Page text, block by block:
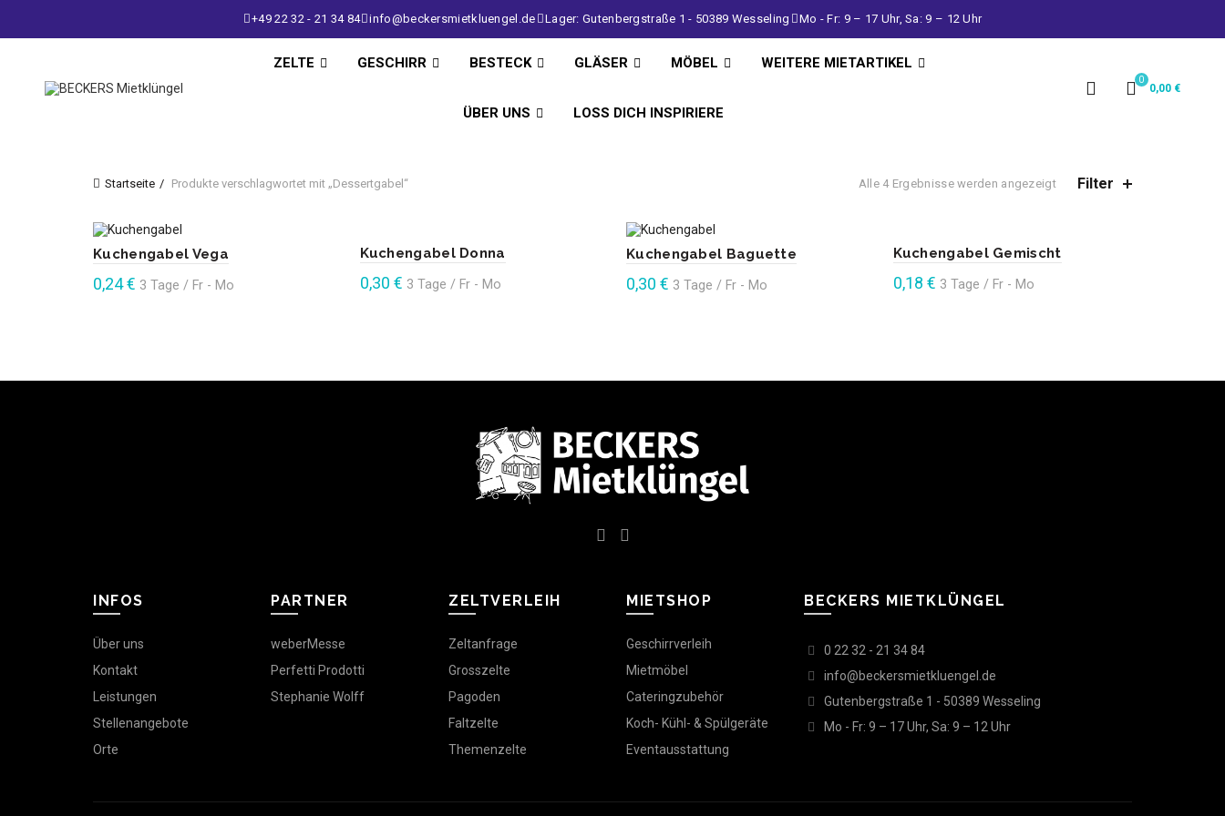
+49 22 32 - 21 34 84 info@beckersmietkluengel.de Lager: Gutenbergstraße 1 - 50389 Wesseling Mo - Fr: 9 – 17 Uhr, Sa: 9 – 12 Uhr
ZELTE GESCHIRR BESTECK GLÄSER MÖBEL WEITERE MIETARTIKEL
ÜBER UNS LOSS DICH INSPIRIERE
0
0,00 €
Startseite Produkte verschlagwortet mit „Dessertgabel“ Alle 4 Ergebnisse werden angezeigt Filter
Kuchengabel Vega
0,24€ 3 Tage / Fr - Mo
Kuchengabel Donna
0,30 € 3 Tage / Fr - Mo
Kuchengabel Baguette
0,30 € 3 Tage / Fr - Mo
Kuchengabel Gemischt
0,18 € 3 Tage / Fr - Mo
INFOS
Über uns
Kontakt
Leistungen
Stellenangebote
Orte
PARTNER
weberMesse
Perfetti Prodotti
Stephanie Wolff
ZELTVERLEIH
Zeltanfrage
Grosszelte
Pagoden
Faltzelte
Themenzelte
MIETSHOP
Geschirrverleih
Mietmöbel
Cateringzubehör
Koch- Kühl- & Spülgeräte
Eventausstattung
BECKERS MIETKLÜNGEL
0 22 32 - 21 34 84
info@beckersmietkluengel.de
Gutenbergstraße 1 - 50389 Wesseling
Mo - Fr: 9 – 17 Uhr, Sa: 9 – 12 Uhr